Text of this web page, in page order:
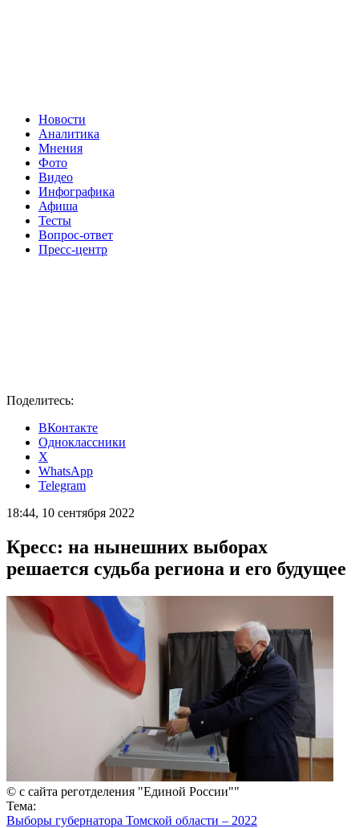
Новости
Аналитика
Мнения
Фото
Видео
Инфографика
Афиша
Тесты
Вопрос-ответ
Пресс-центр
Поделитесь:
ВКонтакте
Одноклассники
X
WhatsApp
Telegram
18:44, 10 сентября 2022
Кресс: на нынешних выборах
решается судьба региона и его будущее
© с сайта реготделения "Единой России""
Тема:
Выборы губернатора Томской области – 2022